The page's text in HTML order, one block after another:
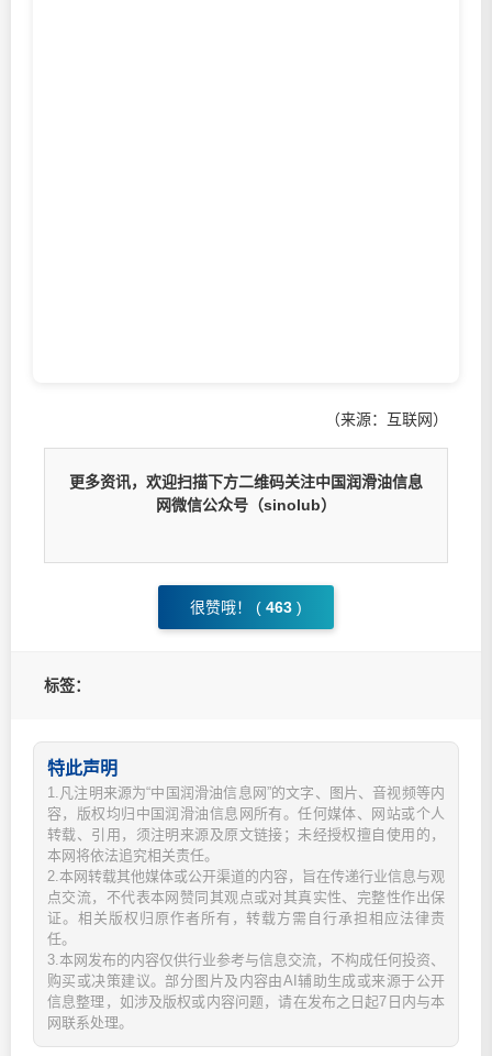
（来源：互联网）
更多资讯，欢迎扫描下方二维码关注中国润滑油信息
网微信公众号（sinolub）
很赞哦！ ( 463 )
标签：
特此声明
1.凡注明来源为“中国润滑油信息网”的文字、图片、音视频等内
容，版权均归中国润滑油信息网所有。任何媒体、网站或个人
转载、引用，须注明来源及原文链接；未经授权擅自使用的，
本网将依法追究相关责任。
2.本网转载其他媒体或公开渠道的内容，旨在传递行业信息与观
点交流，不代表本网赞同其观点或对其真实性、完整性作出保
证。相关版权归原作者所有，转载方需自行承担相应法律责
任。
3.本网发布的内容仅供行业参考与信息交流，不构成任何投资、
购买或决策建议。部分图片及内容由AI辅助生成或来源于公开
信息整理，如涉及版权或内容问题，请在发布之日起7日内与本
网联系处理。